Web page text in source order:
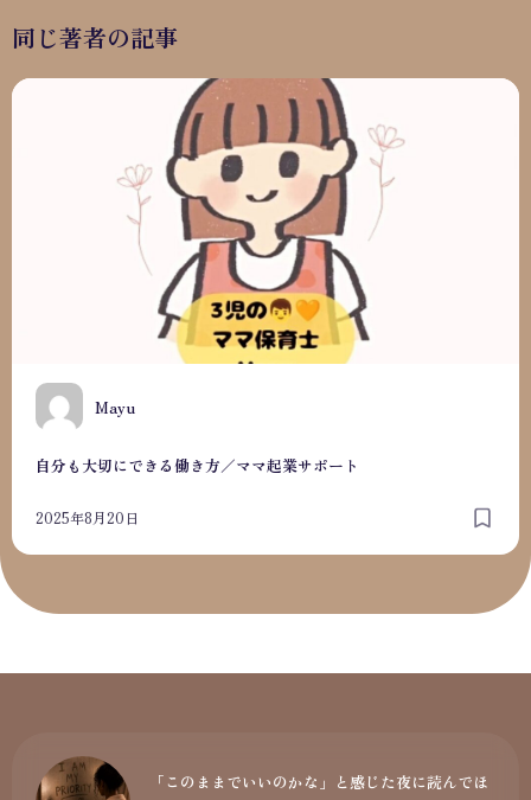
同じ著者の記事
M Mayu
自分も大切にできる働き方／ママ起業サポート
2025年8月20日
自分も大切にできる働き方／ママ起業サポート
「このままでいいのかな」と感じた夜に読んでほ